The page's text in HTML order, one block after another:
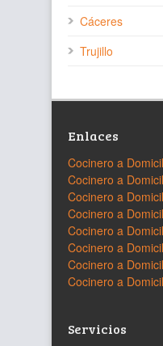
Cáceres
Trujillo
Enlaces
Cocinero a
Cocinero a
Cocinero a
Cocinero a
Cocinero a
Cocinero a
Cocinero a
Cocinero a
Servicios